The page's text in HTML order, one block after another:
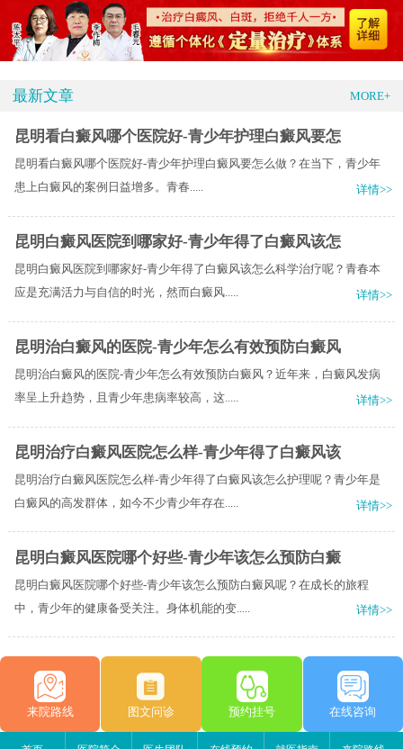
最新文章 MORE+
昆明看白癜风哪个医院好-青少年护理白癜风要怎
昆明看白癜风哪个医院好-青少年护理白癜风要怎么做？​在当下，青少年
患上白癜风的案例日益增多。青春.....
详情>>
昆明白癜风医院到哪家好-青少年得了白癜风该怎
昆明白癜风医院到哪家好-青少年得了白癜风该怎么科学治疗呢？青春本
应是充满活力与自信的时光，然而白癜风.....
详情>>
昆明治白癜风的医院-青少年怎么有效预防白癜风
昆明治白癜风的医院-青少年怎么有效预防白癜风？近年来，白癜风发病
率呈上升趋势，且青少年患病率较高，这.....
详情>>
昆明治疗白癜风医院怎么样-青少年得了白癜风该
昆明治疗白癜风医院怎么样-青少年得了白癜风该怎么护理呢？青少年是
白癜风的高发群体，如今不少青少年存在.....
详情>>
昆明白癜风医院哪个好些-青少年该怎么预防白癜
昆明白癜风医院哪个好些-青少年该怎么预防白癜风呢？在成长的旅程
中，青少年的健康备受关注。身体机能的变.....
详情>>
来院路线 图文问诊 预约挂号 在线咨询